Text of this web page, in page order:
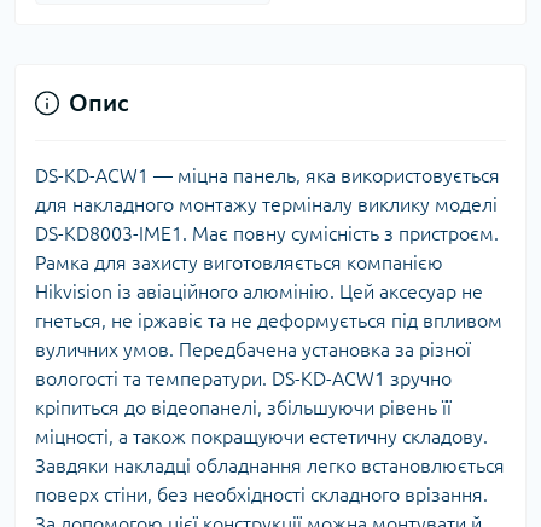
Опис
DS-KD-ACW1 — міцна панель, яка використовується
для накладного монтажу терміналу виклику моделі
DS-KD8003-IME1. Має повну сумісність з пристроєм.
Рамка для захисту виготовляється компанією
Hikvision із авіаційного алюмінію. Цей аксесуар не
гнеться, не іржавіє та не деформується під впливом
вуличних умов. Передбачена установка за різної
вологості та температури. DS-KD-ACW1 зручно
кріпиться до відеопанелі, збільшуючи рівень її
міцності, а також покращуючи естетичну складову.
Завдяки накладці обладнання легко встановлюється
поверх стіни, без необхідності складного врізання.